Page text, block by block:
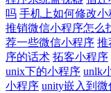
吗 手机上如何修改小
推销微信小程序怎么
荐一些微信小程序 推
序的话术 拓客小程序
unix下的小程序 unlk
小程序 unity嵌入到